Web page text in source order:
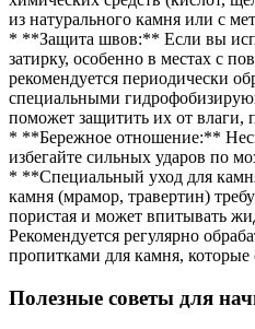
из натурального камня или с
* **Защита швов:** Если вы
затирку, особенно в местах с
рекомендуется периодически
специальными
поможет защитить их от влаги,
* **Бережное отношение:**
избегайте сильных ударов по
* **Специальный уход для
камня (мрамор, травертин)
пористая и может впитывать
Рекомендуется регулярно
пропитками для камня,
Полезные советы для